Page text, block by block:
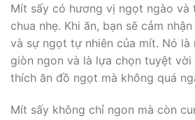
Mít sấy có hương vị ngọt ngào và
chua nhẹ. Khi ăn, bạn sẽ cảm
và sự ngọt tự nhiên của mít. Nó là
giòn ngon và là lựa chọn tuyệt
thích ăn đồ ngọt mà không quá
Mít sấy không chỉ ngon mà còn